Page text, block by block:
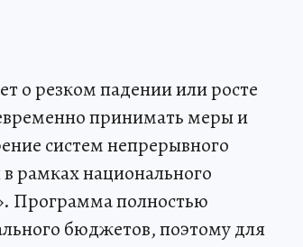
о резком падении или росте
принимать меры и
систем непрерывного
рамках национального
Программа полностью
бюджетов, поэтому для